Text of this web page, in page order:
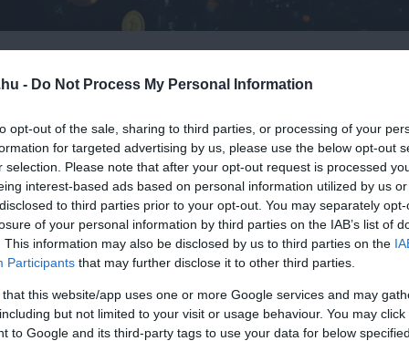
- Do Not Process My Personal Information
opt-out of the sale, sharing to third parties, or processing of your
for targeted advertising by us, please use the below opt-out
selection. Please note that after your opt-out request is processed
interest-based ads based on personal information utilized by us
to third parties prior to your opt-out. You may separately
of your personal information by third parties on the IAB’s list of
This information may also be disclosed by us to third parties on the
Participants that may further disclose it to other third parties.
that this website/app uses one or more Google services and may
but not limited to your visit or usage behaviour. You may
to Google and its third-party tags to use your data for below
jelenleg, a
lehetőségek felé mozdul el.
jövője
és mozgatása is átalakul. A hagyományos rendszerek,
tartanak számon, egyre inkább elavultnak és lassúnak
képest érthető, hogy egyre többen váltanak át
erejét a fiat rendszerek megbízhatóságával. Több mint 40
fiat pénznemre, így a platform lehetővé teszi a
pénzt világszerte, gyorsabbá és olcsóbbá téve a nemzetközi